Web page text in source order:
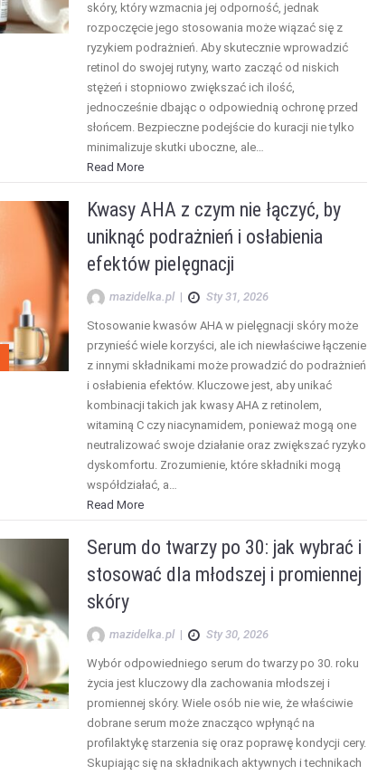
skóry, który wzmacnia jej odporność, jednak
rozpoczęcie jego stosowania może wiązać się z
ryzykiem podrażnień. Aby skutecznie wprowadzić
retinol do swojej rutyny, warto zacząć od niskich
stężeń i stopniowo zwiększać ich ilość,
jednocześnie dbając o odpowiednią ochronę przed
słońcem. Bezpieczne podejście do kuracji nie tylko
minimalizuje skutki uboczne, ale…
Read More
Kwasy AHA z czym nie łączyć, by
uniknąć podrażnień i osłabienia
efektów pielęgnacji
mazidelka.pl | Sty 31, 2026
Stosowanie kwasów AHA w pielęgnacji skóry może
przynieść wiele korzyści, ale ich niewłaściwe łączenie
z innymi składnikami może prowadzić do podrażnień
i osłabienia efektów. Kluczowe jest, aby unikać
kombinacji takich jak kwasy AHA z retinolem,
witaminą C czy niacynamidem, ponieważ mogą one
neutralizować swoje działanie oraz zwiększać ryzyko
dyskomfortu. Zrozumienie, które składniki mogą
współdziałać, a…
Read More
Serum do twarzy po 30: jak wybrać i
stosować dla młodszej i promiennej
skóry
mazidelka.pl | Sty 30, 2026
Wybór odpowiedniego serum do twarzy po 30. roku
życia jest kluczowy dla zachowania młodszej i
promiennej skóry. Wiele osób nie wie, że właściwie
dobrane serum może znacząco wpłynąć na
profilaktykę starzenia się oraz poprawę kondycji cery.
Skupiając się na składnikach aktywnych i technikach